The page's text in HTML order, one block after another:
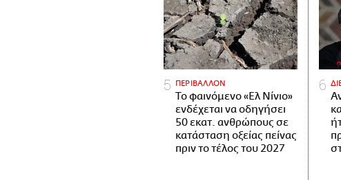
ΠΕΡΙΒΑΛΛΟΝ
Το φαινόμενο «Ελ Νίνιο»
ενδέχεται να οδηγήσει
50 εκατ. ανθρώπους σε
κατάσταση οξείας πείνας
πριν το τέλος του 2027